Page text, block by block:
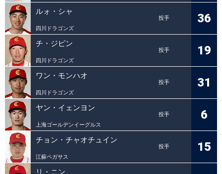
ルォ・シャ
投手
四川ドラゴンズ
36
チ・ジピン
投手
四川ドラゴンズ
19
ワン・モンハオ
投手
四川ドラゴンズ
31
ヤン・イェンヨン
投手
上海ゴールデンイーグルス
6
チョン・チャオチュイン
投手
江蘇ペガサス
15
リ・ニン